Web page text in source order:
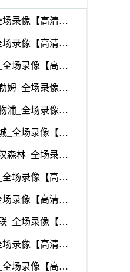
2026年05月24日 曼联VS布莱顿_全场录像【高清回放】
2026年05月24日 狼队VS伯恩利_全场录像【高清回放】
2026年05月24日 阿森纳VS水晶宫_全场录像【高清回放】
2026年05月24日 纽卡斯尔联VS富勒姆_全场录像【高清回放】
2026年05月24日 布伦特福德VS利物浦_全场录像【高清回放】
2026年05月24日 阿斯顿维拉VS曼城_全场录像【高清回放】
2026年05月24日 伯恩茅斯VS诺丁汉森林_全场录像【高清回放】
2026年05月24日 切尔西VS桑德兰_全场录像【高清回放】
2026年05月24日 埃弗顿VS热刺_全场录像【高清回放】
2026年05月24日 利兹联VS西汉姆联_全场录像【高清回放】
2026年05月20日 热刺VS切尔西_全场录像【高清回放】
2026年05月20日 曼城VS伯恩茅斯_全场录像【高清回放】